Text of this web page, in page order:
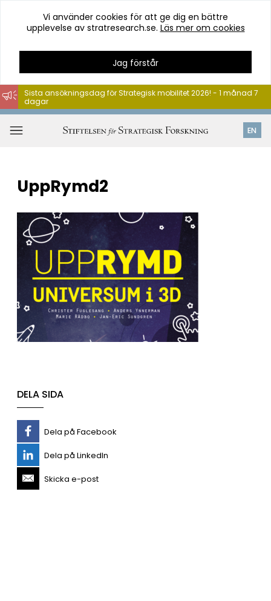
Hoppa
till
innehåll
Vi använder cookies för att ge dig en bättre
upplevelse av stratresearch.se. Läs mer om cookies
Jag förstår
EN
Sista ansökningsdag för Strategisk mobilitet 2026! - 1 månad 7
dagar
UppRymd2
DELA SIDA
Dela på Facebook
Dela på LinkedIn
Skicka e-post